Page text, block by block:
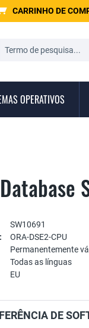
CARRINHO DE
OPERATIVOS
SW10691
ORA-DSE2-CPU
Permanentemente
Todas as línguas
EU
DE